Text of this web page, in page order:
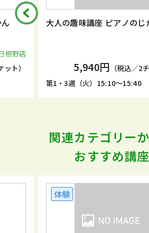
野店
ト）
大人の趣味講座 ピアノのじか
5,940円（税込／2チ
第1・3週（火）15:10～15:40
関連カテゴリー
おすすめ講座
体験